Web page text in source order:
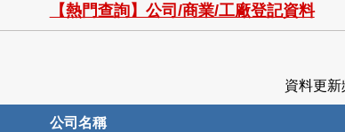
檢
索
【熱門查詢】公司/商業/工廠登記資料
資料更
公司名稱